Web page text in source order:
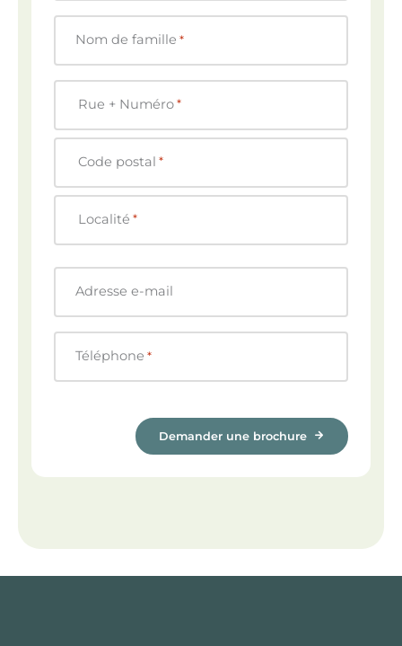
Nom de famille *
r
s
*
Rue + Numéro *
Code postal *
Localité *
Adresse e-mail
Téléphone *
Demander une brochure